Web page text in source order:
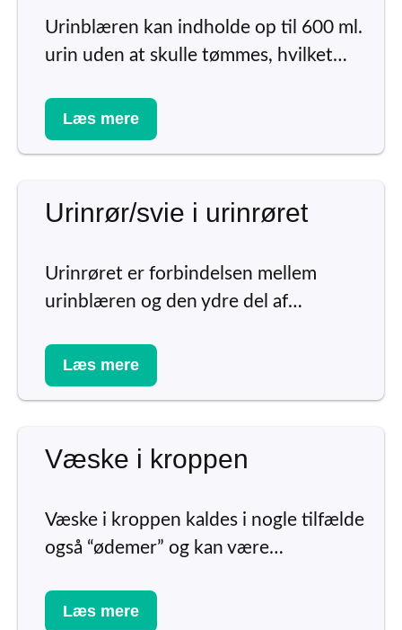
Urinblæren kan indholde op til 600 ml.
urin uden at skulle tømmes, hvilket…
Læs mere
Urinrør/svie i urinrøret
Urinrøret er forbindelsen mellem
urinblæren og den ydre del af…
Læs mere
Væske i kroppen
Væske i kroppen kaldes i nogle tilfælde
også “ødemer” og kan være…
Læs mere